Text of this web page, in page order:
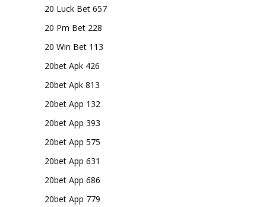
20 Luck Bet 657
20 Pm Bet 228
20 Win Bet 113
20bet Apk 426
20bet Apk 813
20bet App 132
20bet App 393
20bet App 575
20bet App 631
20bet App 686
20bet App 779